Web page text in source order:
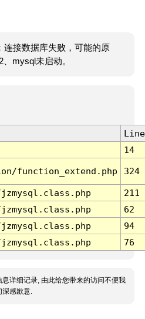
连接数据库失败，可能的原
mysql未启动。
Line
14
function_extend.php 324
211
62
94
76
息详细记录, 由此给您带来的访问不便我
深感歉意.